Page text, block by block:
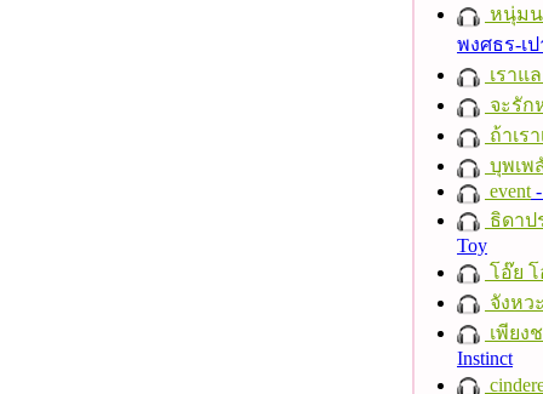
หนุ่มน
พงศธร-เ
เราแ
จะรัก
ถ้าเร
บุพเพ
event
ธิดาป
Toy
โอ๊ย
จังหว
เพียง
Instinct